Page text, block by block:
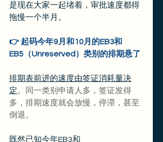
是现在大家一起堵着，审批速度都得
拖慢一个半月。
👉 起码今年9月和10月的EB3和
EB5（Unreserved）类别的排期悬了
排期表前进的速度由签证消耗量决
定。同一类别申请人多，签证发得
多，排期速度就会放慢，停滞，甚至
倒退。
既然已知今年EB3和